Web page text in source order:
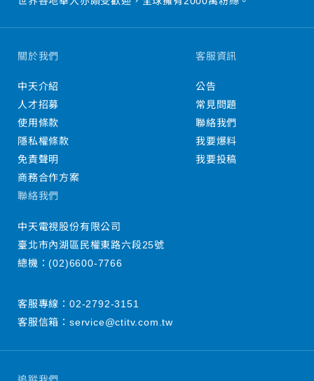
關於我們
中天介紹
人才招募
使用條款
隱私權條款
免責聲明
商務合作方案
客服資訊
公告
常見問題
聯絡我們
我要爆料
我要投稿
聯絡我們
中天電視股份有限公司
臺北市內湖區民權東路六段25號
總機：(02)6600-7766
客服專線： 02-2792-3151
客服信箱： service@ctitv.com.tw